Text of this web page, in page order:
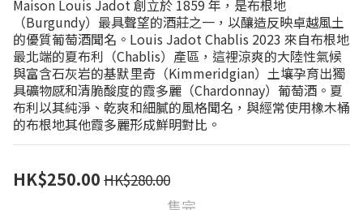
Maison Louis Jadot 創立於 1859 年，是布根地
（Burgundy）最具聲望的酒莊之一，以釀造反映卓越風土
的優質葡萄酒聞名。Louis Jadot Chablis 2023 來自布根地
最北端的夏布利（Chablis）產區，這裡涼爽的大陸性氣候
與富含石灰岩的基默里奇（Kimmeridgian）土壤孕育出獨
具礦物感和清脆酸度的霞多麗（Chardonnay）葡萄酒。夏
布利以其純淨、乾爽和細膩的風格聞名，與經常使用橡木桶
的布根地其他霞多麗形成鮮明對比。
HK$250.00 HK$280.00